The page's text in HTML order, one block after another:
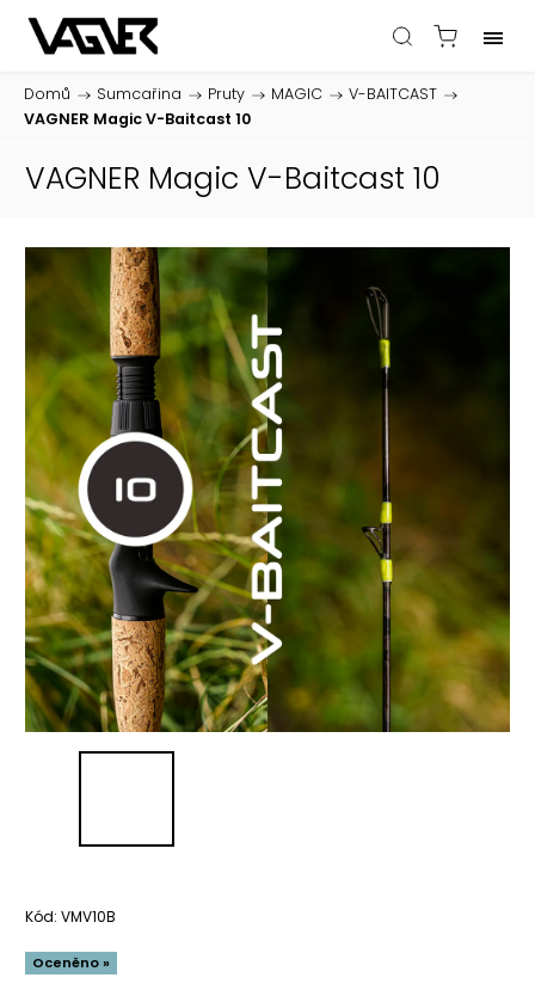
Domů / Sumcařina / Pruty / MAGIC / V-BAITCAST /
VAGNER Magic V-Baitcast 10
VAGNER Magic V-Baitcast 10
Kód: VMV10B
Oceněno »